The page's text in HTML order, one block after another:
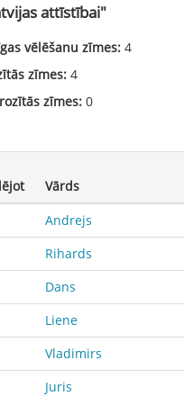
attīstībai"
vēlēšanu zīmes: 4
zīmes: 4
zīmes: 0
Vārds
Andrejs
Rihards
Dans
Liene
Vladimirs
Juris